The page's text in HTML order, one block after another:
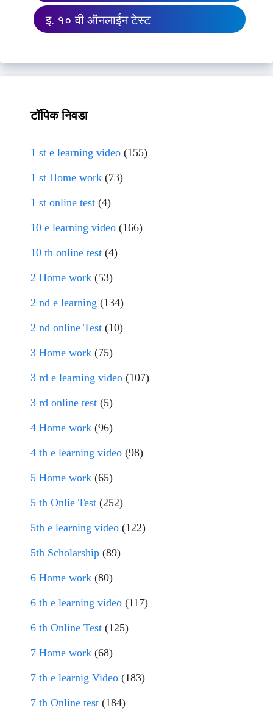
इ. १० वी ऑनलाईन टेस्ट
टॉपिक निवडा
1 st e learning video (155)
1 st Home work (73)
1 st online test (4)
10 e learning video (166)
10 th online test (4)
2 Home work (53)
2 nd e learning (134)
2 nd online Test (10)
3 Home work (75)
3 rd e learning video (107)
3 rd online test (5)
4 Home work (96)
4 th e learning video (98)
5 Home work (65)
5 th Onlie Test (252)
5th e learning video (122)
5th Scholarship (89)
6 Home work (80)
6 th e learning video (117)
6 th Online Test (125)
7 Home work (68)
7 th e learnig Video (183)
7 th Online test (184)